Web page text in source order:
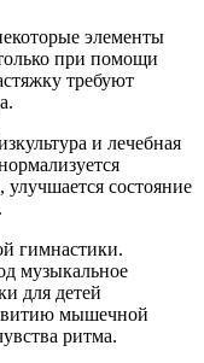
элементы
при помощи
требуют
и лечебная
состояние
гимнастики.
музыкальное
для детей
мышечной
ритма.